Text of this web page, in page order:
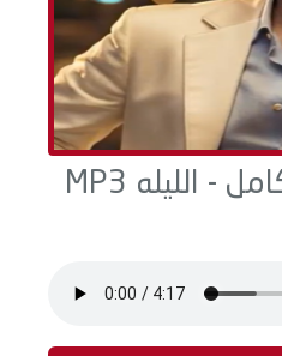
اغنية مصطفي كامل - الليله MP3